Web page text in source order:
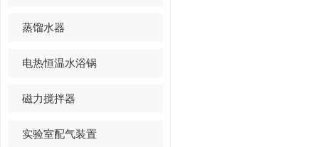
蒸馏水器
电热恒温水浴锅
磁力搅拌器
实验室配气装置